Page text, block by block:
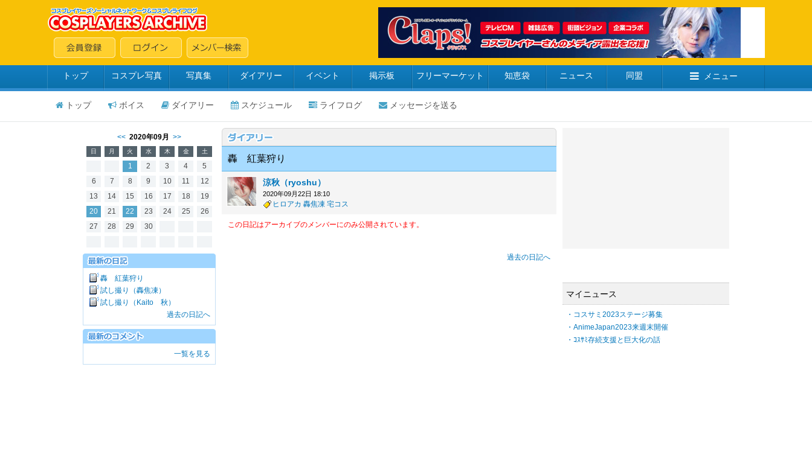
トップ コスプレ写真 写真集 ダイアリー イベント 掲示板 フリーマーケット 知恵袋 ニュース 同盟 メニュー
トップ ボイス ダイアリー スケジュール ライフログ メッセージを送る
<< 2020年09月 >>
日 月 火 水 木 金 土
1 2 3 4
5
6
7 8 9 10 11
12
13
14 15 16 17 18
19
20
21 22 23 24 25
26
27
28 29 30
轟 紅葉狩り
試し撮り（轟焦凍）
試し撮り（Kaito 秋）
過去の日記へ
一覧を見る
轟 紅葉狩り
涼秋（ryoshu）
2020年09月22日 18:10
ヒロアカ 轟焦凍 宅コス
この日記はアーカイブのメンバーにのみ公開されています。
過去の日記へ
マイニュース
・コスサミ2023ステージ募集
・AnimeJapan2023来週末開催
・ｺｽｻﾐ存続支援と巨大化の話